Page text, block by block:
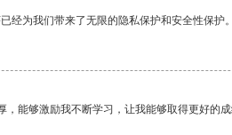
经为我们带来了无限的隐私保护和安全性保护。
能够激励我不断学习，让我能够取得更好的成